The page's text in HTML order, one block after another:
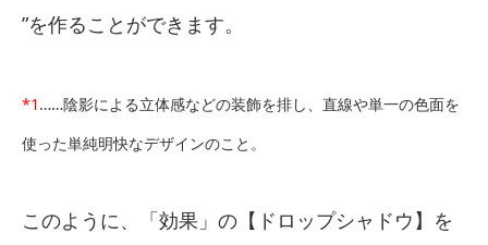
”を作ることができます。
*1……陰影による立体感などの装飾を排し、直線や単一の色面を
使った単純明快なデザインのこと。
このように、「効果」の【ドロップシャドウ】を